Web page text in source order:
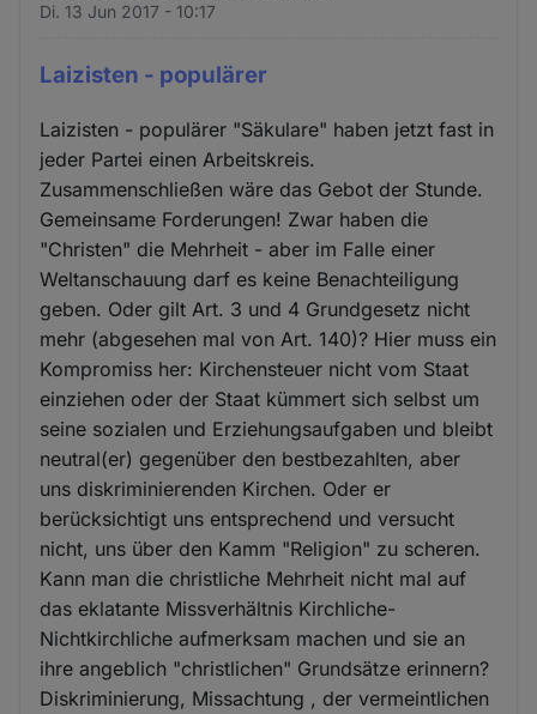
Di. 13 Jun 2017 - 10:17
Laizisten - populärer
Laizisten - populärer "Säkulare" haben jetzt fast in
jeder Partei einen Arbeitskreis.
Zusammenschließen wäre das Gebot der Stunde.
Gemeinsame Forderungen! Zwar haben die
"Christen" die Mehrheit - aber im Falle einer
Weltanschauung darf es keine Benachteiligung
geben. Oder gilt Art. 3 und 4 Grundgesetz nicht
mehr (abgesehen mal von Art. 140)? Hier muss ein
Kompromiss her: Kirchensteuer nicht vom Staat
einziehen oder der Staat kümmert sich selbst um
seine sozialen und Erziehungsaufgaben und bleibt
neutral(er) gegenüber den bestbezahlten, aber
uns diskriminierenden Kirchen. Oder er
berücksichtigt uns entsprechend und versucht
nicht, uns über den Kamm "Religion" zu scheren.
Kann man die christliche Mehrheit nicht mal auf
das eklatante Missverhältnis Kirchliche-
Nichtkirchliche aufmerksam machen und sie an
ihre angeblich "christlichen" Grundsätze erinnern?
Diskriminierung, Missachtung , der vermeintlichen